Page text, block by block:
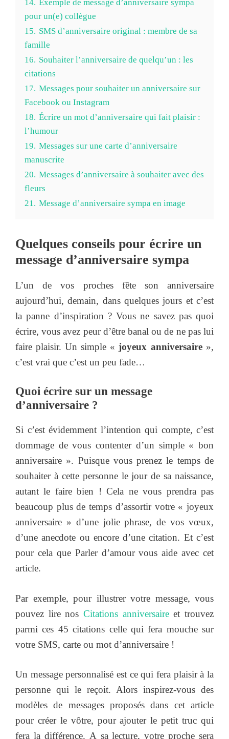
14. Exemple de message d’anniversaire sympa
pour un(e) collègue
15. SMS d’anniversaire original : membre de sa
famille
16. Souhaiter l’anniversaire de quelqu’un : les
citations
17. Messages pour souhaiter un anniversaire sur
Facebook ou Instagram
18. Écrire un mot d’anniversaire qui fait plaisir :
l’humour
19. Messages sur une carte d’anniversaire
manuscrite
20. Messages d’anniversaire à souhaiter avec des
fleurs
21. Message d’anniversaire sympa en image
Quelques conseils pour écrire un
message d’anniversaire sympa
L’un de vos proches fête son anniversaire
aujourd’hui, demain, dans quelques jours et c’est
la panne d’inspiration ? Vous ne savez pas quoi
écrire, vous avez peur d’être banal ou de ne pas lui
faire plaisir. Un simple « joyeux anniversaire »,
c’est vrai que c’est un peu fade…
Quoi écrire sur un message
d’anniversaire ?
Si c’est évidemment l’intention qui compte, c’est
dommage de vous contenter d’un simple « bon
anniversaire ». Puisque vous prenez le temps de
souhaiter à cette personne le jour de sa naissance,
autant le faire bien ! Cela ne vous prendra pas
beaucoup plus de temps d’assortir votre « joyeux
anniversaire » d’une jolie phrase, de vos vœux,
d’une anecdote ou encore d’une citation. Et c’est
pour cela que Parler d’amour vous aide avec cet
article.
Par exemple, pour illustrer votre message, vous
pouvez lire nos Citations anniversaire et trouvez
parmi ces 45 citations celle qui fera mouche sur
votre SMS, carte ou mot d’anniversaire !
Un message personnalisé est ce qui fera plaisir à la
personne qui le reçoit. Alors inspirez-vous des
modèles de messages proposés dans cet article
pour créer le vôtre, pour ajouter le petit truc qui
fera la différence. A sa lecture, votre proche sera